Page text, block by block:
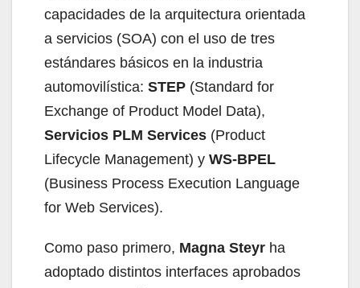
capacidades de la arquitectura orientada
a servicios (SOA) con el uso de tres
estándares básicos en la industria
automovilística: STEP (Standard for
Exchange of Product Model Data),
Servicios PLM Services (Product
Lifecycle Management) y WS-BPEL
(Business Process Execution Language
for Web Services).
Como paso primero, Magna Steyr ha
adoptado distintos interfaces aprobados